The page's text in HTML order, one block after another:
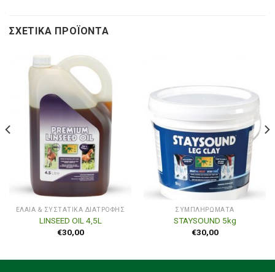
ΣΧΕΤΙΚΆ ΠΡΟΪΌΝΤΑ
ΈΛΑΙΑ & ΣΥΣΤΑΤΙΚΆ ΔΙΑΤΡΟΦΉΣ
LINSEED OIL 4,5L
€30,00
ΣΥΜΠΛΗΡΏΜΑΤΑ
STAYSOUND 5kg
€30,00